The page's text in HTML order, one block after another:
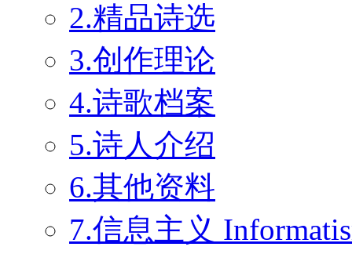
2.精品诗选
3.创作理论
4.诗歌档案
5.诗人介绍
6.其他资料
7.信息主义